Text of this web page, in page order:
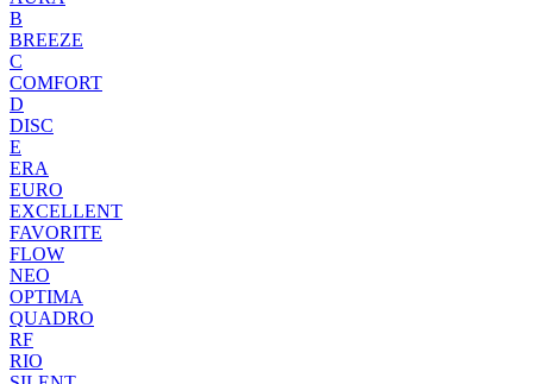
B
BREEZE
C
COMFORT
D
DISC
E
ERA
EURO
EXCELLENT
FAVORITE
FLOW
NEO
OPTIMA
QUADRO
RF
RIO